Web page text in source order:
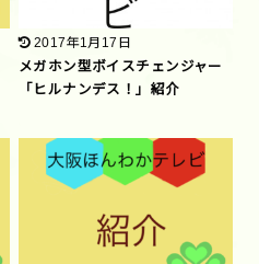
2017年1月17日
メガホン型ボイスチェンジャー
「ヒルナンデス！」紹介